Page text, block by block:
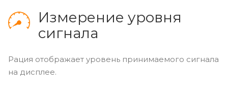
Измерение уровня
сигнала
Рация отображает уровень принимаемого сигнала
на дисплее.